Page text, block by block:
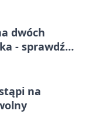
dwóch
- sprawdź
na